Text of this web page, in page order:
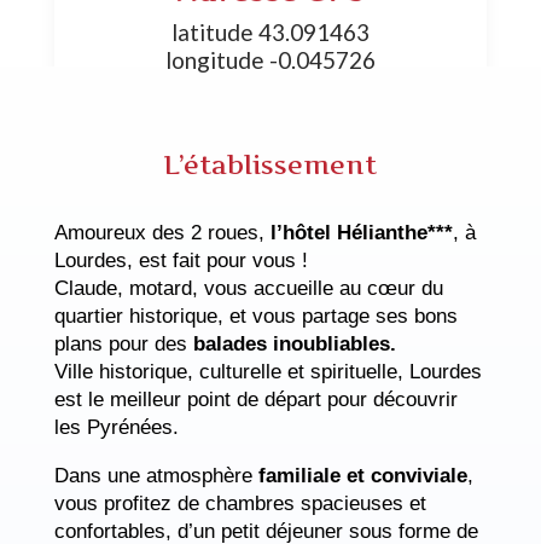
latitude 43.091463
longitude -0.045726
L’établissement
Amoureux des 2 roues, l’hôtel Hélianthe***, à
Lourdes, est fait pour vous !
Claude, motard, vous accueille au cœur du
quartier historique, et vous partage ses bons
plans pour des balades inoubliables.
Ville historique, culturelle et spirituelle, Lourdes
est le meilleur point de départ pour découvrir
les Pyrénées.
Dans une atmosphère familiale et conviviale,
vous profitez de chambres spacieuses et
confortables, d’un petit déjeuner sous forme de